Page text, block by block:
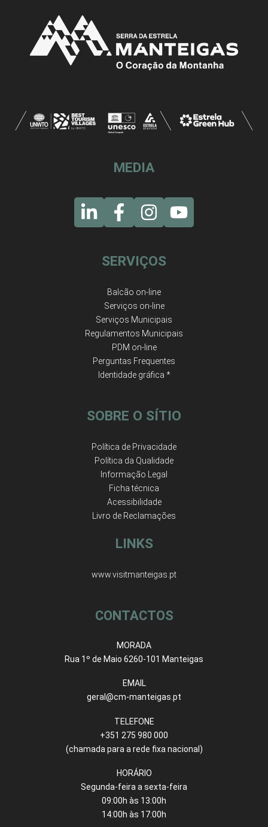
MEDIA
SERVIÇOS
Balcão on-line
Serviços on-line
Serviços Municipais
Regulamentos Municipais
PDM on-line
Perguntas Frequentes
Identidade gráfica *
SOBRE O SÍTIO
Política de Privacidade
Política da Qualidade
Informação Legal
Ficha técnica
Acessibilidade
Livro de Reclamações
LINKS
www.visitmanteigas.pt
CONTACTOS
MORADA
Rua 1º de Maio 6260-101 Manteigas
EMAIL
geral@cm-manteigas.pt
TELEFONE
+351 275 980 000
(chamada para a rede fixa nacional)
HORÁRIO
Segunda-feira a sexta-feira
09:00h às 13:00h
14:00h às 17:00h